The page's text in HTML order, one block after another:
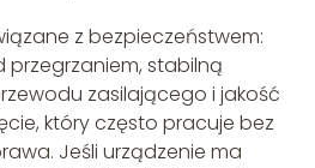
z bezpieczeństwem:
przegrzaniem, stabilną
zasilającego i jakość
który często pracuje bez
Jeśli urządzenie ma